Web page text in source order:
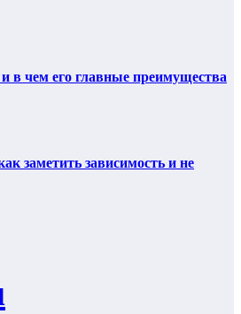
в чем его главные преимущества
заметить зависимость и не